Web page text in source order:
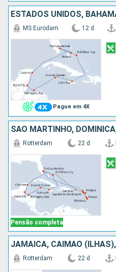
Pague em 4X
MS Eurodam 12 d
Pensão completa
Rotterdam 22 d
Rotterdam 22 d